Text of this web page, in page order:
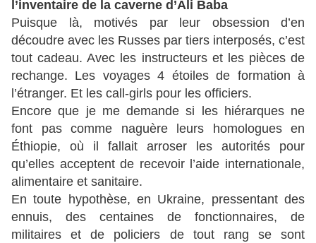
l’inventaire de la caverne d’Ali Baba
Puisque là, motivés par leur obsession d’en
découdre avec les Russes par tiers interposés, c’est
tout cadeau. Avec les instructeurs et les pièces de
rechange. Les voyages 4 étoiles de formation à
l’étranger. Et les call-girls pour les officiers.
Encore que je me demande si les hiérarques ne
font pas comme naguère leurs homologues en
Éthiopie, où il fallait arroser les autorités pour
qu’elles acceptent de recevoir l’aide internationale,
alimentaire et sanitaire.
En toute hypothèse, en Ukraine, pressentant des
ennuis, des centaines de fonctionnaires, de
militaires et de policiers de tout rang se sont